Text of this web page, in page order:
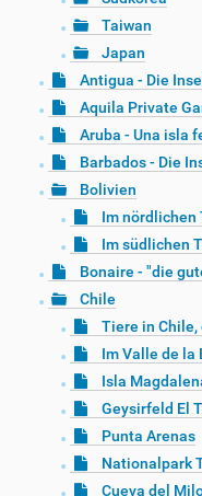
Taiwan
Japan
Antigua - Die
Aquila Private
Aruba - Una isla
Barbados - Die
Bolivien
Im
Im südlichen
Bonaire - "die
Chile
Tiere in
Im Valle de la
Isla
Geysirfeld El
Punta Arenas
Nationalpark
Cueva del